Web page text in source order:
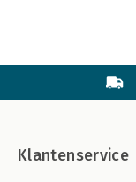
Klantenservice